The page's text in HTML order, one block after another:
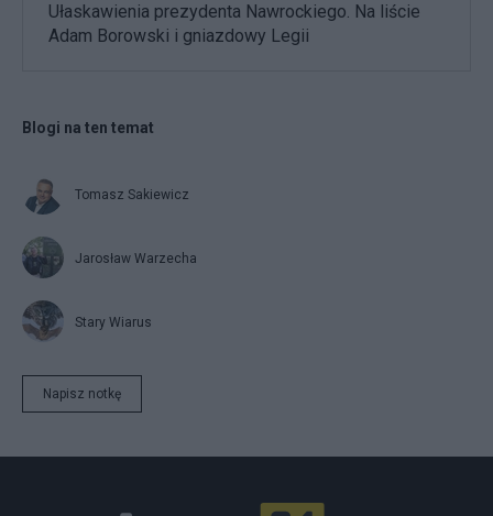
Ułaskawienia prezydenta Nawrockiego. Na liście
Adam Borowski i gniazdowy Legii
Blogi na ten temat
Tomasz Sakiewicz
Jarosław Warzecha
Stary Wiarus
Napisz notkę